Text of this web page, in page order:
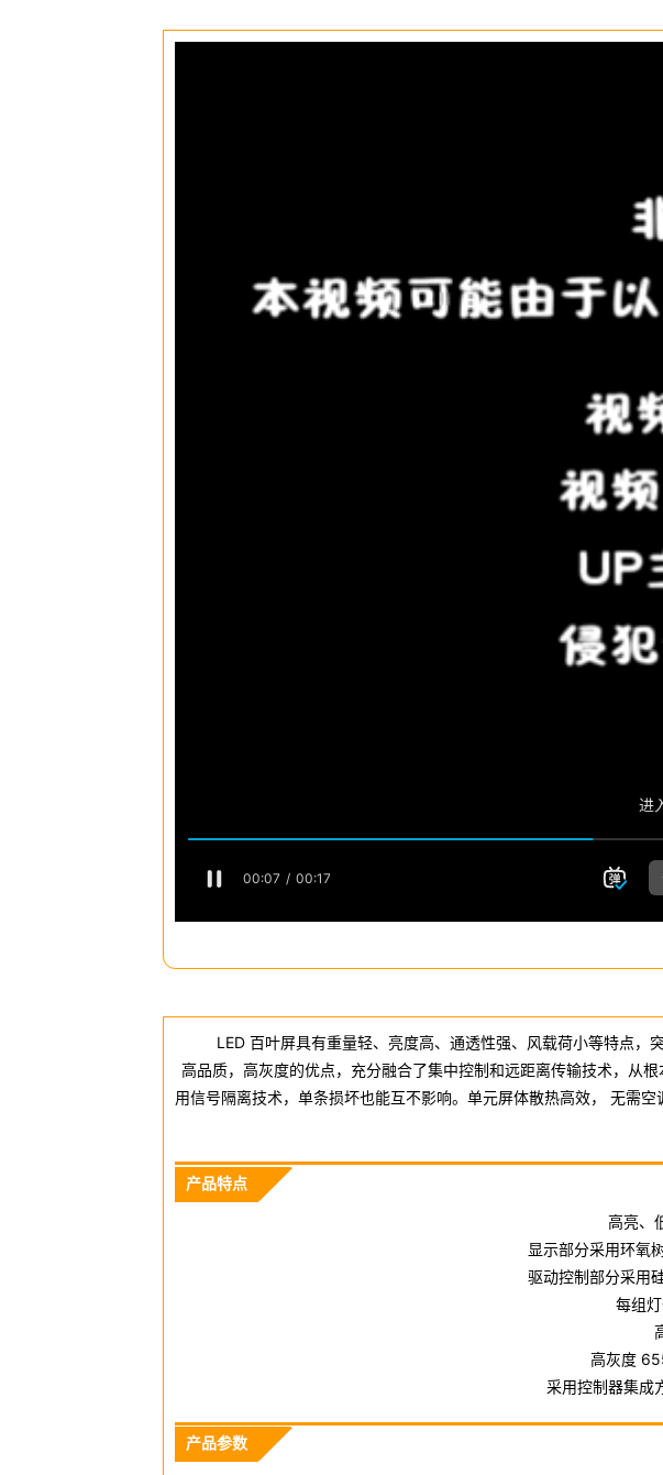
LED 百叶屏具有重量轻、亮度高、通透性强、风载荷小等特点，
高品质，高灰度的优点，充分融合了集中控制和远距离传输技术，从
用信号隔离技术，单条损坏也能互不影响。单元屏体散热高效， 无需
产品特点
高亮、
显示部分采用环氧
驱动控制部分采用
每组
高灰度
采用控制器集成
产品参数